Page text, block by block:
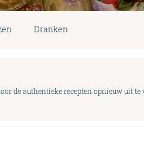
Dranken
de authentieke recepten opnieuw uit